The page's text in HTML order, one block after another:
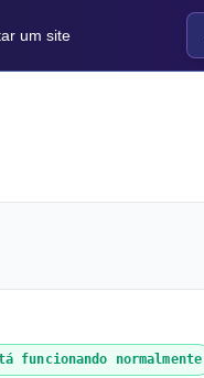
um site
funcionando normalmente